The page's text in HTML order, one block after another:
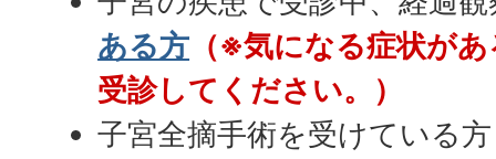
ある方 （※気になる症状が
受診してください。）
子宮全摘手術を受けている方